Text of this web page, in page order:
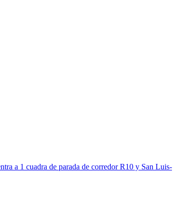
a 1 cuadra de parada de corredor R10 y San Luis-